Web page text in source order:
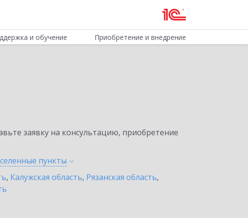
и обучение Приобретение и внедрение
заявку на консультацию, приобретение
пункты
, Калужская область, Рязанская область,